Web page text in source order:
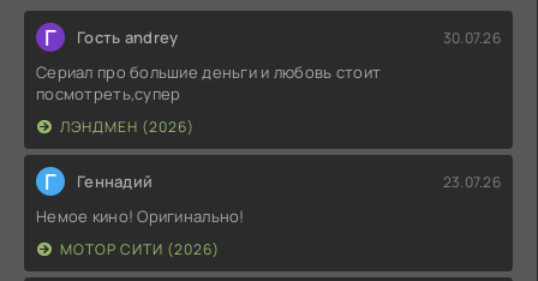
Г Гость andrey 30.07.26
Сериал про большие деньги и любовь стоит
посмотреть,супер
ЛЭНДМЕН (2026)
Г Геннадий 23.07.26
Немое кино! Оригинально!
МОТОР СИТИ (2026)